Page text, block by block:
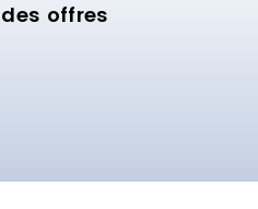
offres